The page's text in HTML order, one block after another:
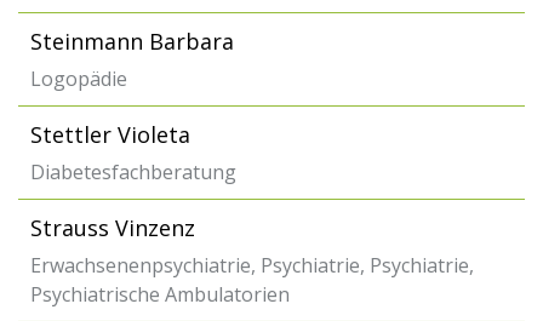
Steinmann Barbara
Logopädie
Stettler Violeta
Diabetesfachberatung
Strauss Vinzenz
Erwachsenenpsychiatrie, Psychiatrie, Psychiatrie,
Psychiatrische Ambulatorien